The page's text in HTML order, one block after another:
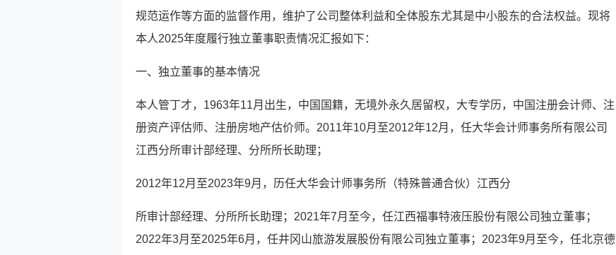
规范运作等方面的监督作用，维护了公司整体利益和全体股东尤其是中小股东的合法权益。现将
本人2025年度履行独立董事职责情况汇报如下：
一、独立董事的基本情况
本人管丁才，1963年11月出生，中国国籍，无境外永久居留权，大专学历，中国注册会计师、注
册资产评估师、注册房地产估价师。2011年10月至2012年12月，任大华会计师事务所有限公司
江西分所审计部经理、分所所长助理；
2012年12月至2023年9月，历任大华会计师事务所（特殊普通合伙）江西分
所审计部经理、分所所长助理；2021年7月至今，任江西福事特液压股份有限公司独立董事；
2022年3月至2025年6月，任井冈山旅游发展股份有限公司独立董事；2023年9月至今，任北京德